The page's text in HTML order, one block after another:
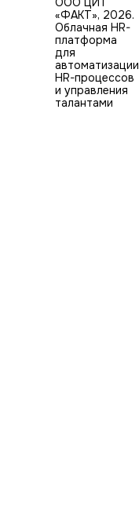
«ФАКТ», 2026.
Облачная HR-
платформа
для
автоматизации
HR⁠-⁠процессов
и управления
талантами